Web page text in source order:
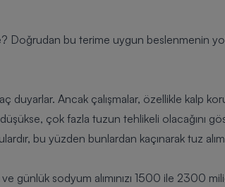
Doğrudan bu terime uygun beslenmenin
duyarlar. Ancak çalışmalar, özellikle kalp
çok fazla tuzun tehlikeli olacağını
bu yüzden bunlardan kaçınarak tuz
günlük sodyum alımınızı 1500 ile 2300